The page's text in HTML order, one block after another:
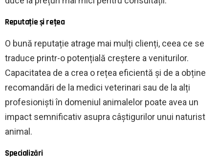
Reputație și rețea
O bună reputație atrage mai mulți clienți, ceea ce se
traduce printr-o potențială creștere a veniturilor.
Capacitatea de a crea o rețea eficientă și de a obține
recomandări de la medici veterinari sau de la alți
profesioniști în domeniul animalelor poate avea un
impact semnificativ asupra câștigurilor unui naturist
animal.
Specializări